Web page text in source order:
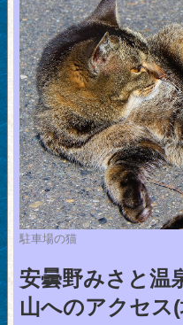
駐車場の猫
安曇野みさと温
山へのアクセス